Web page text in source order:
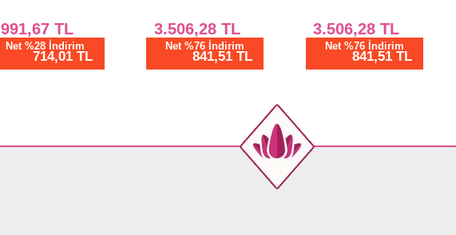
991,67 TL
Net %28 İndirim
714,01 TL
3.506,28TL
Net %76 İndirim
841,51 TL
3.506,28 TL
Net %76 İndirim
841,51 TL